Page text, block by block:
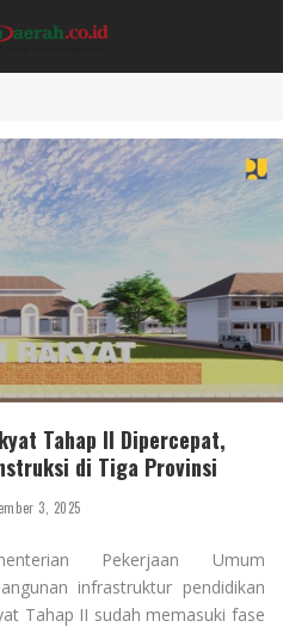
Tahap II Dipercepat,
di Tiga Provinsi
3, 2025
Pekerjaan Umum
infrastruktur pendidikan
Tahap II sudah memasuki fase